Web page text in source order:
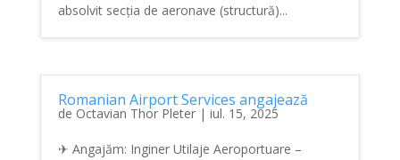
absolvit secția de aeronave (structură)...
Romanian Airport Services angajează
de Octavian Thor Pleter| iul. 15, 2025
✈ Angajăm: Inginer Utilaje Aeroportuare –